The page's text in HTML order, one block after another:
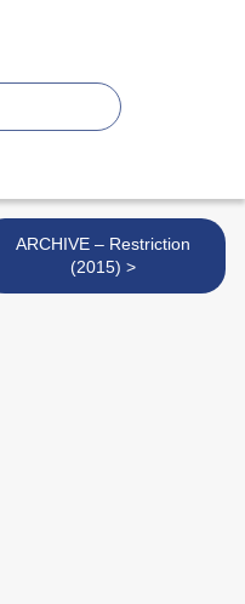
ARCHIVE – Restriction
(2015) >